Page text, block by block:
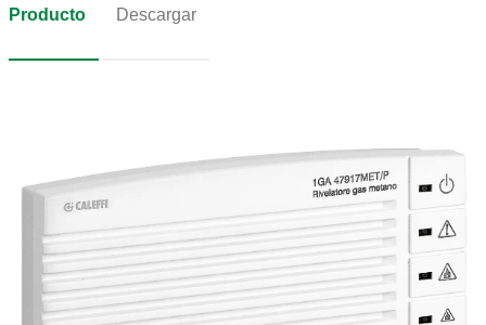
Producto Descargar